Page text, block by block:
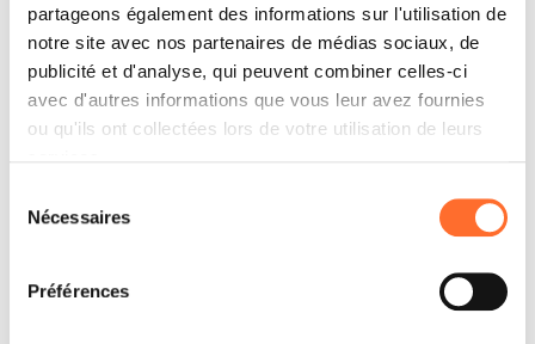
partageons également des informations sur l'utilisation de
notre site avec nos partenaires de médias sociaux, de
publicité et d'analyse, qui peuvent combiner celles-ci
avec d'autres informations que vous leur avez fournies
ou qu'ils ont collectées lors de votre utilisation de leurs
Nécessaires
Préférences